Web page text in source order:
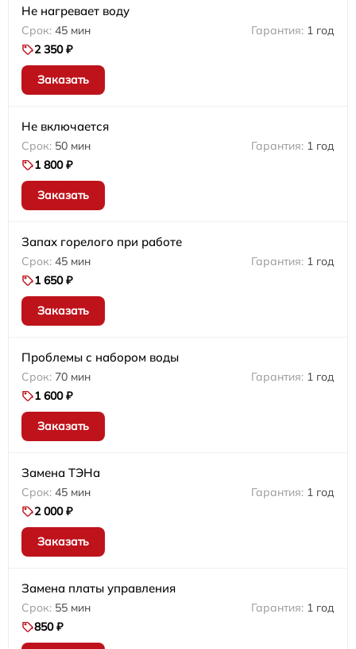
Не нагревает воду
45 мин
1 год
2 350 ₽
Заказать
Не включается
50 мин
1 год
1 800 ₽
Заказать
Запах горелого при работе
45 мин
1 год
1 650 ₽
Заказать
Проблемы с набором воды
70 мин
1 год
1 600 ₽
Заказать
Замена ТЭНа
45 мин
1 год
2 000 ₽
Заказать
Замена платы управления
55 мин
1 год
850 ₽